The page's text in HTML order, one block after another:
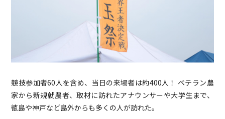
競技参加者60人を含め、当日の来場者は約400人！ ベテラン農
家から新規就農者、取材に訪れたアナウンサーや大学生まで、
徳島や神戸など島外からも多くの人が訪れた。